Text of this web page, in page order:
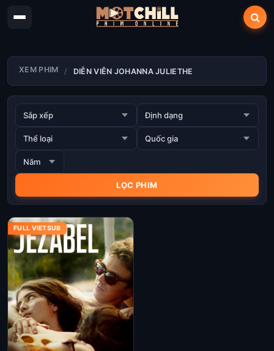
XEM PHIM DIỄN VIÊN JOHANNA JULIETHE
FULL VIETSUB